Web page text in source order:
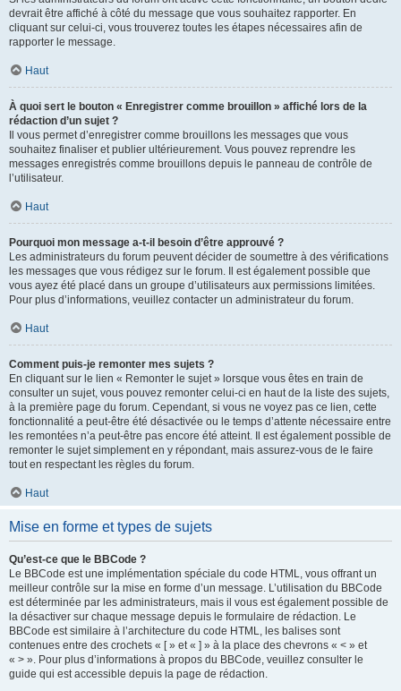
devrait être affiché à côté du message que vous souhaitez rapporter. En
cliquant sur celui-ci, vous trouverez toutes les étapes nécessaires afin de
rapporter le message.
Haut
À quoi sert le bouton « Enregistrer comme brouillon » affiché lors de la
rédaction d’un sujet ?
Il vous permet d’enregistrer comme brouillons les messages que vous
souhaitez finaliser et publier ultérieurement. Vous pouvez reprendre les
messages enregistrés comme brouillons depuis le panneau de contrôle de
l’utilisateur.
Haut
Pourquoi mon message a-t-il besoin d’être approuvé ?
Les administrateurs du forum peuvent décider de soumettre à des vérifications
les messages que vous rédigez sur le forum. Il est également possible que
vous ayez été placé dans un groupe d’utilisateurs aux permissions limitées.
Pour plus d’informations, veuillez contacter un administrateur du forum.
Haut
Comment puis-je remonter mes sujets ?
En cliquant sur le lien « Remonter le sujet » lorsque vous êtes en train de
consulter un sujet, vous pouvez remonter celui-ci en haut de la liste des sujets,
à la première page du forum. Cependant, si vous ne voyez pas ce lien, cette
fonctionnalité a peut-être été désactivée ou le temps d’attente nécessaire entre
les remontées n’a peut-être pas encore été atteint. Il est également possible de
remonter le sujet simplement en y répondant, mais assurez-vous de le faire
tout en respectant les règles du forum.
Haut
Mise en forme et types de sujets
Qu’est-ce que le BBCode ?
Le BBCode est une implémentation spéciale du code HTML, vous offrant un
meilleur contrôle sur la mise en forme d’un message. L’utilisation du BBCode
est déterminée par les administrateurs, mais il vous est également possible de
la désactiver sur chaque message depuis le formulaire de rédaction. Le
BBCode est similaire à l’architecture du code HTML, les balises sont
contenues entre des crochets « [ » et « ] » à la place des chevrons « < » et
« > ». Pour plus d’informations à propos du BBCode, veuillez consulter le
guide qui est accessible depuis la page de rédaction.